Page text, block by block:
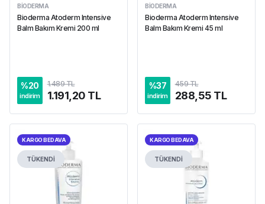
BIODERMA
Bioderma Atoderm Intensive
Balm Bakım Kremi 200 ml
%20
indirim
1.489 TL
1.191,20 TL
BIODERMA
Bioderma Atoderm Intensive
Balm Bakım Kremi 45 ml
%37
indirim
459 TL
288,55 TL
KARGO BEDAVA
TÜKENDİ
KARGO BEDAVA
TÜKENDİ